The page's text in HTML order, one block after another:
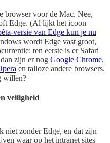
browser voor de Mac. Nee,
Edge. (Al lijkt het icoon
versie van Edge kun je nu
wordt Edge vast groot,
ten eerste is er Safari
zijn er nog Google Chrome,
en talloze andere browsers.
willen?
veiligheid
niet zonder Edge, en dat zijn
waar op het intranet sites